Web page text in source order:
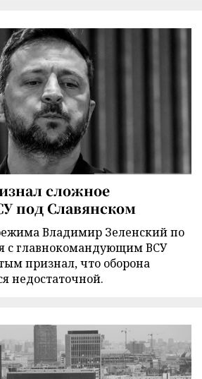
сложное
под Славянском
Владимир Зеленский по
с главнокомандующим ВСУ
признал, что оборона
недостаточной.